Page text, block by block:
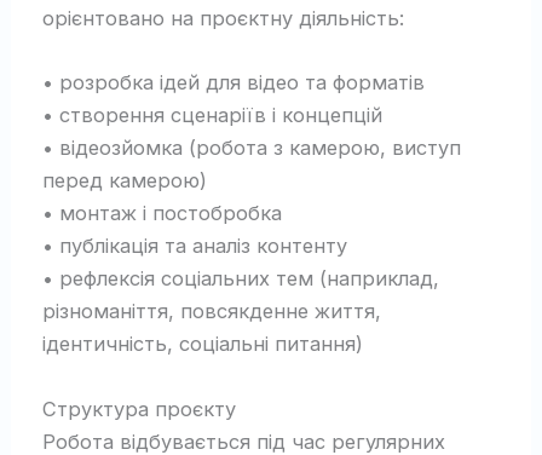
орієнтовано на проєктну діяльність:
• розробка ідей для відео та форматів
• створення сценаріїв і концепцій
• відеозйомка (робота з камерою, виступ
перед камерою)
• монтаж і постобробка
• публікація та аналіз контенту
• рефлексія соціальних тем (наприклад,
різноманіття, повсякденне життя,
ідентичність, соціальні питання)
Структура проєкту
Робота відбувається під час регулярних